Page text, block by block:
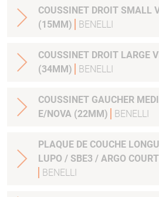
COUSSINET DROIT SMALL
(15MM)
BENELLI
COUSSINET DROIT LARGE
(34MM)
BENELLI
COUSSINET GAUCHER
E/NOVA (22MM)
BENELLI
PLAQUE DE COUCHE
LUPO / SBE3 / ARGO
BENELLI